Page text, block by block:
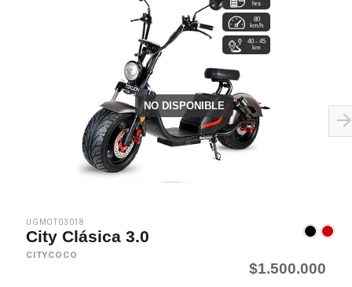
NO DISPONIBLE
hrs
80
km/h
40 - 45
km
UGMOT03018
City Clásica 3.0
CITYCOCO
$1.500.000